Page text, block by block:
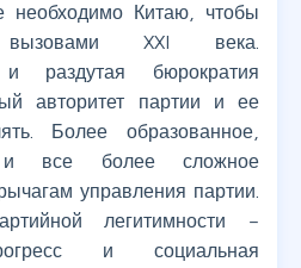
необходимо Китаю, чтобы
XXI века.
и раздутая бюрократия
авторитет партии и ее
Более образованное,
и все более сложное
управления партии.
легитимности –
и социальная